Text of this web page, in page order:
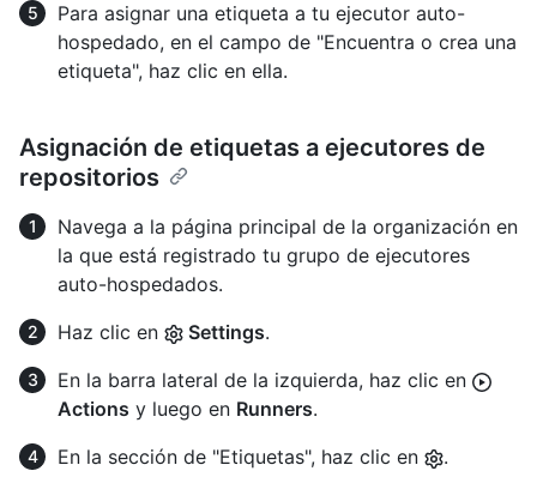
Para asignar una etiqueta a tu ejecutor auto-
hospedado, en el campo de "Encuentra o crea una
etiqueta", haz clic en ella.
Asignación de etiquetas a ejecutores de
repositorios
Navega a la página principal de la organización en
la que está registrado tu grupo de ejecutores
auto-hospedados.
Haz clic en
Settings.
En la barra lateral de la izquierda, haz clic en
Actions y luego en Runners.
En la sección de "Etiquetas", haz clic en
.